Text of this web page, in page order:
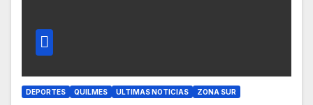
DEPORTES QUILMES ULTIMAS NOTICIAS ZONA SUR